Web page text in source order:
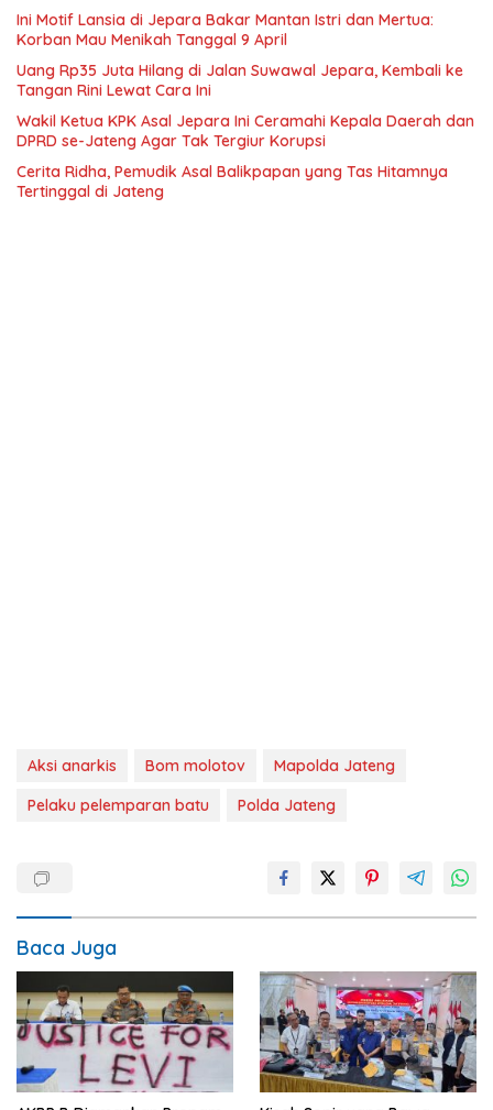
Ini Motif Lansia di Jepara Bakar Mantan Istri dan Mertua:
Korban Mau Menikah Tanggal 9 April
Uang Rp35 Juta Hilang di Jalan Suwawal Jepara, Kembali ke
Tangan Rini Lewat Cara Ini
Wakil Ketua KPK Asal Jepara Ini Ceramahi Kepala Daerah dan
DPRD se-Jateng Agar Tak Tergiur Korupsi
Cerita Ridha, Pemudik Asal Balikpapan yang Tas Hitamnya
Tertinggal di Jateng
Aksi anarkis Bom molotov
Mapolda Jateng
Pelaku pelemparan batu
Polda Jateng
Baca Juga